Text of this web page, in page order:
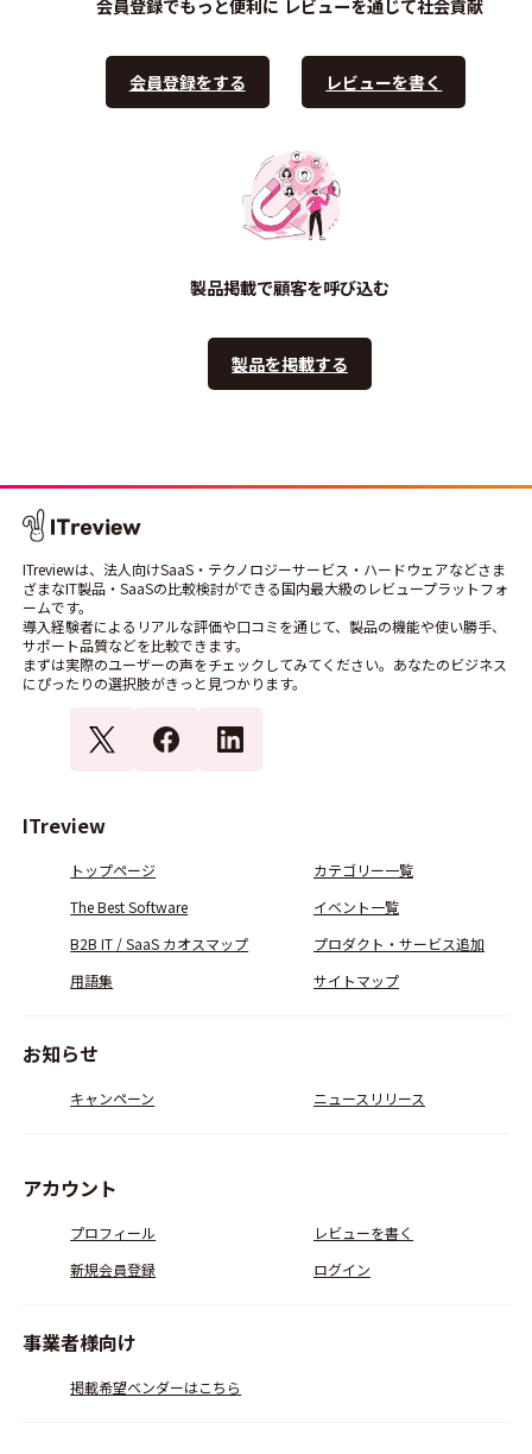
会員登録でもっと便利に
会員登録をする
レビューを通じて社会貢献
レビューを書く
製品掲載で顧客を呼び込む
製品を掲載する
ITreviewは、法人向けSaaS・テクノロジーサービス・ハードウェアなどさま
ざまなIT製品・SaaSの比較検討ができる国内最大級のレビュープラットフォ
ームです。
導入経験者によるリアルな評価や口コミを通じて、製品の機能や使い勝手、
サポート品質などを比較できます。
まずは実際のユーザーの声をチェックしてみてください。あなたのビジネス
にぴったりの選択肢がきっと見つかります。
ITreview
トップページ
カテゴリー一覧
The Best Software
イベント一覧
B2B IT / SaaS カオスマップ
プロダクト・サービス追加
用語集
サイトマップ
お知らせ
キャンペーン ニュースリリース
アカウント
プロフィール
レビューを書く
新規会員登録
ログイン
事業者様向け
掲載希望ベンダーはこちら